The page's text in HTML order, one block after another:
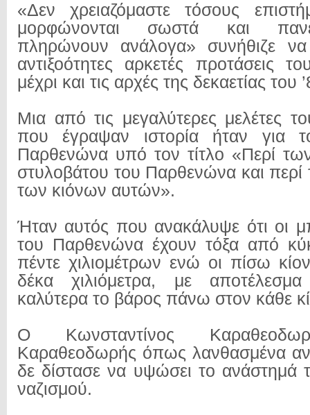
«Δεν χρειαζόμαστε τόσους
μορφώνονται σωστά και
πληρώνουν ανάλογα» συνήθιζε
αντιξοότητες αρκετές προτάσεις
μέχρι και τις αρχές της δεκαετίας του
Μια από τις μεγαλύτερες μελέτες
που έγραψαν ιστορία ήταν για
Παρθενώνα υπό τον τίτλο «Περί
στυλοβάτου του Παρθενώνα και
των κιόνων αυτών».
Ήταν αυτός που ανακάλυψε ότι οι
του Παρθενώνα έχουν τόξα από
πέντε χιλιομέτρων ενώ οι πίσω
δέκα χιλιόμετρα, με αποτέλεσμα
καλύτερα το βάρος πάνω στον κάθε
Ο Κωνσταντίνος
Καραθεοδωρής όπως λανθασμένα
δε δίστασε να υψώσει το ανάστημά
ναζισμού.